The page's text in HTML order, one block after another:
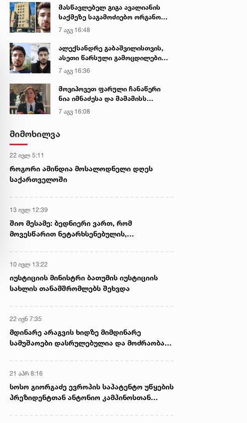
მასწავლებელ გიგა ავალიანის
საქმეზე საგამოძიებო ორგანო
დაკავებულ არასრულწლოვნებს -
ნია იმნაძესა და ანასტასია
ბერუაშვილს 30 დღის
განმავლობაში ფარულად
7 აგვ 16:48
ალექსანდრე გაბაშვილისთვის,
ასეთი წარსული გამოცდილების
ადამიანისთვის ინფორმაციის
მიწოდება, რომ მასწავლებელი
სექსუალურად ავიწროებდა,
ფაქტობრივად, წაქეზება იყო -
7 აგვ 16:36
მოვიპოვეთ ფარული ჩანაწერი
ნია იმნაძესა და მამამისს
შორის, განიხილავდნენ, როგორ
ჩაიდინა გაბაშვილმა დანაშაული
არასწორად მოიქცა, თუმცა
ეპოქაში სხვანაირად ხდება -
პროკურორი
7 აგვ 16:08
მიმოხილვა
22 ივლ 5:11
როგორი ამინდია მოსალოდნელი დღეს
საქართველოში
13 ივლ 12:39
შიო მესამე: ბედნიერი ვართ, რომ
მოვესწარით ნეტარხსენებულის,
10 ივლ 13:22
იუსტიციის მინისტრი ბათუმის იუსტიციის
სახლის თანამშრომლებს შეხვდა
22 ივნ 7:35
მდინარე არაგვის ხიდზე მიმდინარე
სამუშაოები დასრულებულია და მოძრაობა
21 აპრ 8:16
სოსო გიორგაძე ევროპის საპატენტო უწყების
პრეზიდენტთან ანტონიო კამპინოსთან